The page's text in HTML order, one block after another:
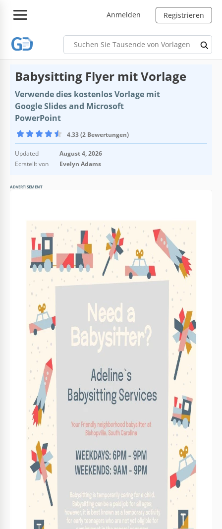
Anmelden Registrieren
Babysitting Flyer mit Vorlage
Verwende dies kostenlos Vorlage mit
Google Slides and Microsoft
PowerPoint
4.33 (2 Bewertungen)
Updated
August 4, 2026
Ecrstellt von
Evelyn Adams
ADVERTISEMENT